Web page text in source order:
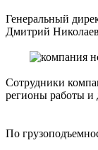
Генеральный
Дмитрий
Сотрудники
регионы работы и
По